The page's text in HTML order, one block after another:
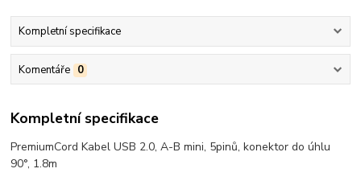
Kompletní specifikace
Komentáře 0
Kompletní specifikace
PremiumCord Kabel USB 2.0, A-B mini, 5pinů, konektor do úhlu
90°, 1.8m